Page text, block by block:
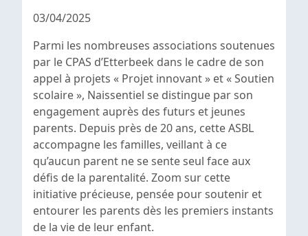
03/04/2025
Parmi les nombreuses associations soutenues
par le CPAS d’Etterbeek dans le cadre de son
appel à projets « Projet innovant » et « Soutien
scolaire », Naissentiel se distingue par son
engagement auprès des futurs et jeunes
parents. Depuis près de 20 ans, cette ASBL
accompagne les familles, veillant à ce
qu’aucun parent ne se sente seul face aux
défis de la parentalité. Zoom sur cette
initiative précieuse, pensée pour soutenir et
entourer les parents dès les premiers instants
de la vie de leur enfant.